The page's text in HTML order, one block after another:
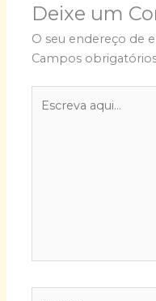
Deixe um
O seu endereço de
Campos
aqui...